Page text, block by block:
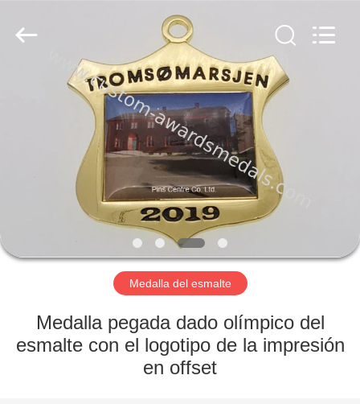
HOGAR
PRODUCTOS
SOBRE
NOSOTROS
VIAJE
FÁBRICA
Rights
Medalla del esmalte
Medalla pegada dado olímpico del
esmalte con el logotipo de la impresión
en offset